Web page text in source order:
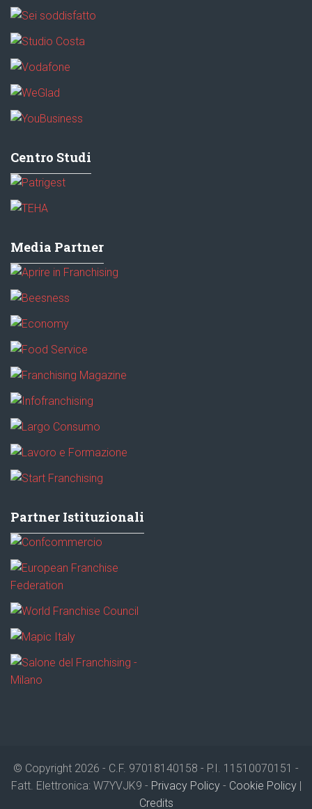
Centro Studi
Media Partner
Partner Istituzionali
© Copyright 2026 - C.F. 97018140158 - P.I. 11510070151 -
Fatt. Elettronica: W7YVJK9 - Privacy Policy- Cookie Policy|
Credits